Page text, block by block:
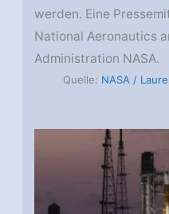
werden. Eine
National Aeronautics
Administration NASA.
Quelle: NASA /